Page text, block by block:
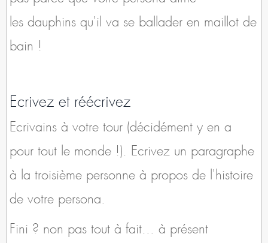
les dauphins qu'il va se ballader en maillot de
bain !
Ecrivez et réécrivez
Ecrivains à votre tour (décidément y en a
pour tout le monde !). Ecrivez un paragraphe
à la troisième personne à propos de l'histoire
de votre persona.
Fini ? non pas tout à fait... à présent